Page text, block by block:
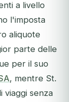
a livello
l'imposta
aliquote
parte delle
per il suo
, mentre St.
viaggi senza